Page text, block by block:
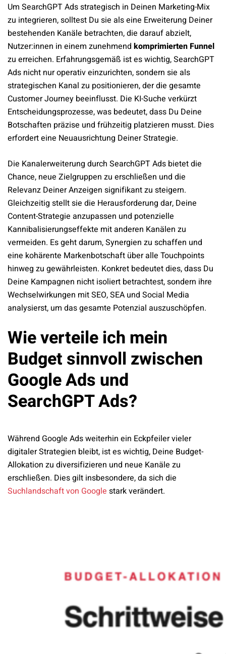
Um SearchGPT Ads strategisch in Deinen Marketing-Mix
zu integrieren, solltest Du sie als eine Erweiterung Deiner
bestehenden Kanäle betrachten, die darauf abzielt,
Nutzer:innen in einem zunehmend komprimierten Funnel
zu erreichen. Erfahrungsgemäß ist es wichtig, SearchGPT
Ads nicht nur operativ einzurichten, sondern sie als
strategischen Kanal zu positionieren, der die gesamte
Customer Journey beeinflusst. Die KI-Suche verkürzt
Entscheidungsprozesse, was bedeutet, dass Du Deine
Botschaften präzise und frühzeitig platzieren musst. Dies
erfordert eine Neuausrichtung Deiner Strategie.
Die Kanalerweiterung durch SearchGPT Ads bietet die
Chance, neue Zielgruppen zu erschließen und die
Relevanz Deiner Anzeigen signifikant zu steigern.
Gleichzeitig stellt sie die Herausforderung dar, Deine
Content-Strategie anzupassen und potenzielle
Kannibalisierungseffekte mit anderen Kanälen zu
vermeiden. Es geht darum, Synergien zu schaffen und
eine kohärente Markenbotschaft über alle Touchpoints
hinweg zu gewährleisten. Konkret bedeutet dies, dass Du
Deine Kampagnen nicht isoliert betrachtest, sondern ihre
Wechselwirkungen mit SEO, SEA und Social Media
analysierst, um das gesamte Potenzial auszuschöpfen.
Wie verteile ich mein
Budget sinnvoll zwischen
Google Ads und
SearchGPT Ads?
Während Google Ads weiterhin ein Eckpfeiler vieler
digitaler Strategien bleibt, ist es wichtig, Deine Budget-
Allokation zu diversifizieren und neue Kanäle zu
erschließen. Dies gilt insbesondere, da sich die
Suchlandschaft von Google stark verändert.